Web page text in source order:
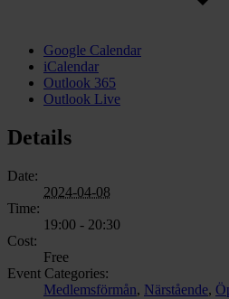
Google Calendar
iCalendar
Outlook 365
Outlook Live
Details
Date:
2024-04-08
Time:
19:00 - 20:30
Cost:
Free
Event Categories:
Medlemsförmån, Närstående,